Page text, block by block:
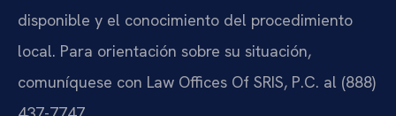
disponible y el conocimiento del procedimiento
local. Para orientación sobre su situación,
comuníquese con Law Offices Of SRIS, P.C. al (888)